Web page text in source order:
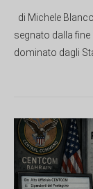
di Michele
segnato dalla
dominato dagli